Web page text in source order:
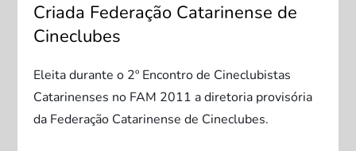
Criada Federação Catarinense de
Cineclubes
Eleita durante o 2º Encontro de Cineclubistas
Catarinenses no FAM 2011 a diretoria provisória
da Federação Catarinense de Cineclubes.